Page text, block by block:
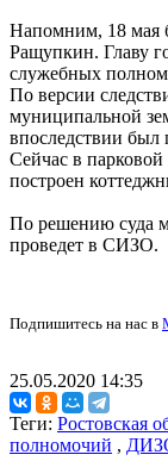
Напомним, 18 мая
Ращупкин. Главу
служебных
По версии
муниципальной
впоследствии был
Сейчас в
построен
По решению суда
проведет в СИЗО.
Подпишитесь на нас в
25.05.2020 14:35
Теги: Ростовская
полномочий ,